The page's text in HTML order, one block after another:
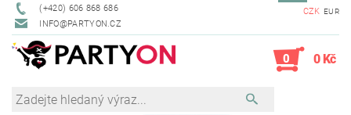
(+420) 606 868 686
INFO@PARTYON.CZ
CZK EUR
0 0 Kč